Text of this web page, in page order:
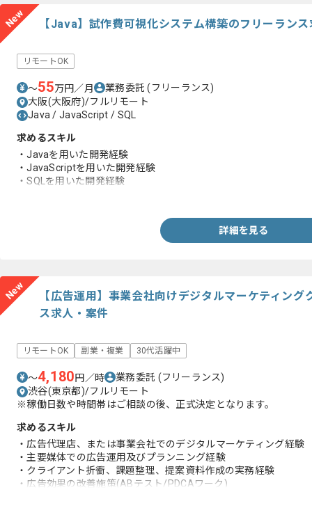
New 【Java】試作費可視化システム構築のフリーラン
リモートOK
〜55万円／月 業務委託(フリーランス)
大阪(大阪府)/フルリモート
Java / JavaScript / SQL
求めるスキル
・Javaを用いた開発経験
・JavaScriptを用いた開発経験
・SQLを用いた開発経験
詳細を見る
New
【広告運用】事業会社向けデジタルマーケティン
ス求人・案件
リモートOK 副業・複業 30代活躍中
〜4,180円／時 業務委託 (フリーランス)
渋谷(東京都)/フルリモート
※稼働日数や時間帯はご相談の後、正式決定となります。
求めるスキル
・広告代理店、または事業会社でのデジタルマーケティング経験
・主要媒体での広告運用及びプランニング経験
・クライアント折衝、課題整理、提案資料作成の実務経験
・広告効果の改善施策(ABテスト/PDCAワーク)